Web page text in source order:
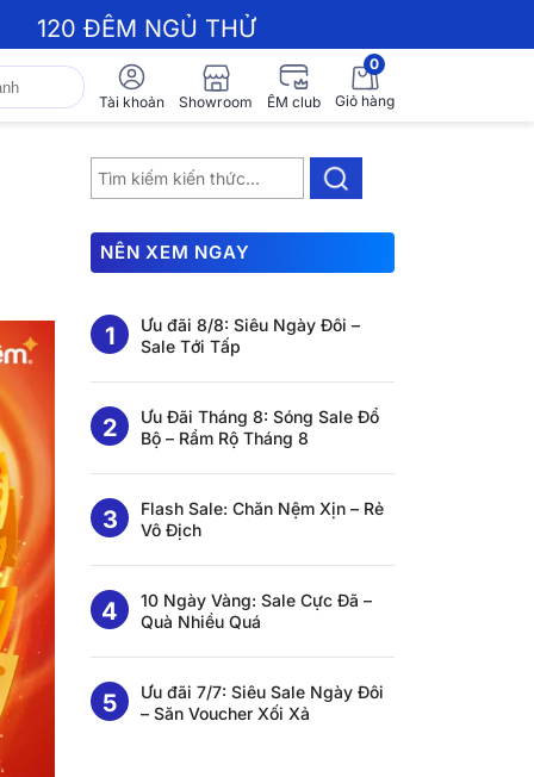
120 ĐÊM NGỦ THỬ
Tài khoản Showroom ÊM club
0
Giỏ hàng
NÊN XEM NGAY
Ưu đãi 8/8: Siêu Ngày Đôi –
Sale Tới Tấp
Ưu Đãi Tháng 8: Sóng Sale Đổ
Bộ – Rầm Rộ Tháng 8
Flash Sale: Chăn Nệm Xịn – Rẻ
Vô Địch
10 Ngày Vàng: Sale Cực Đã –
Quà Nhiều Quá
Ưu đãi 7/7: Siêu Sale Ngày Đôi
– Săn Voucher Xối Xả